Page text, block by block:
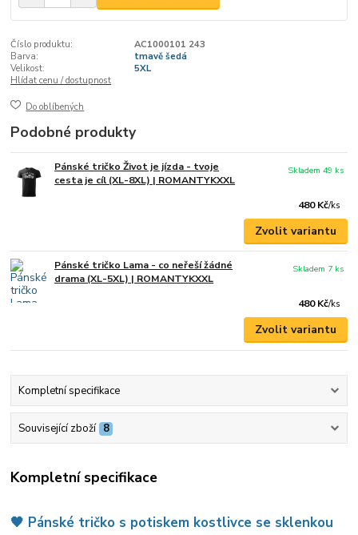
Číslo produktu:
AC1000101 243
Barva:
tmavě šedá
Velikost:
5XL
Hlídat cenu / dostupnost
Do oblíbených
Podobné produkty
Pánské tričko Život je jízda - tvoje
cesta je cíl (XL-8XL) | ROMANTYKXXL
480 Kč/ks
Skladem 49 ks
Zvolit variantu
Pánské tričko Lama - co neřeší žádné
drama (XL-5XL) | ROMANTYKXXL
480 Kč/ks
Skladem 7 ks
Zvolit variantu
Kompletní specifikace
Související zboží 8
Kompletní specifikace
🖤 Pánské tričko s potiskem kostlivce se sklenkou